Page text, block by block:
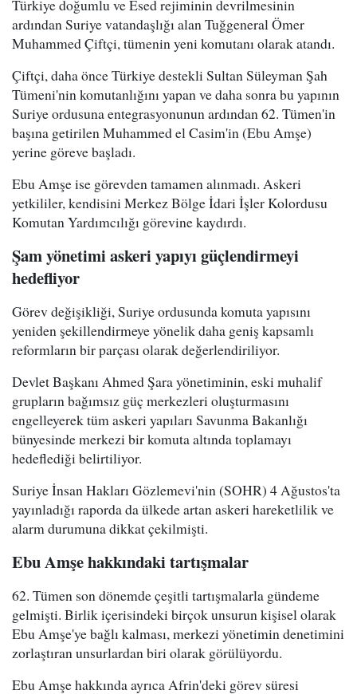
Türkiye doğumlu ve Esed rejiminin devrilmesinin
ardından Suriye vatandaşlığı alan Tuğgeneral Ömer
Muhammed Çiftçi, tümenin yeni komutanı olarak atandı.
Çiftçi, daha önce Türkiye destekli Sultan Süleyman Şah
Tümeni'nin komutanlığını yapan ve daha sonra bu yapının
Suriye ordusuna entegrasyonunun ardından 62. Tümen'in
başına getirilen Muhammed el Casim'in (Ebu Amşe)
yerine göreve başladı.
Ebu Amşe ise görevden tamamen alınmadı. Askeri
yetkililer, kendisini Merkez Bölge İdari İşler Kolordusu
Komutan Yardımcılığı görevine kaydırdı.
Şam yönetimi askeri yapıyı güçlendirmeyi
hedefliyor
Görev değişikliği, Suriye ordusunda komuta yapısını
yeniden şekillendirmeye yönelik daha geniş kapsamlı
reformların bir parçası olarak değerlendiriliyor.
Devlet Başkanı Ahmed Şara yönetiminin, eski muhalif
grupların bağımsız güç merkezleri oluşturmasını
engelleyerek tüm askeri yapıları Savunma Bakanlığı
bünyesinde merkezi bir komuta altında toplamayı
hedeflediği belirtiliyor.
Suriye İnsan Hakları Gözlemevi'nin (SOHR) 4 Ağustos'ta
yayınladığı raporda da ülkede artan askeri hareketlilik ve
alarm durumuna dikkat çekilmişti.
Ebu Amşe hakkındaki tartışmalar
62. Tümen son dönemde çeşitli tartışmalarla gündeme
gelmişti. Birlik içerisindeki birçok unsurun kişisel olarak
Ebu Amşe'ye bağlı kalması, merkezi yönetimin denetimini
zorlaştıran unsurlardan biri olarak görülüyordu.
Ebu Amşe hakkında ayrıca Afrin'deki görev süresi